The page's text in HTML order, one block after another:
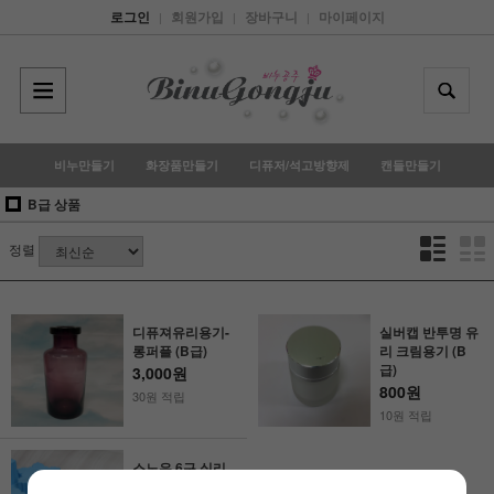
로그인 | 회원가입 | 장바구니 | 마이페이지
비누만들기 화장품만들기 디퓨저/석고방향제 캔들만들기
B급 상품
정렬
디퓨져유리용기-
롱퍼플 (B급)
3,000원
30원 적립
실버캡 반투명 유
리 크림용기 (B
급)
800원
10원 적립
스노우 6구 실리